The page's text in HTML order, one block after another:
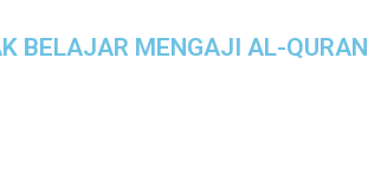
BELAJAR MENGAJI AL-